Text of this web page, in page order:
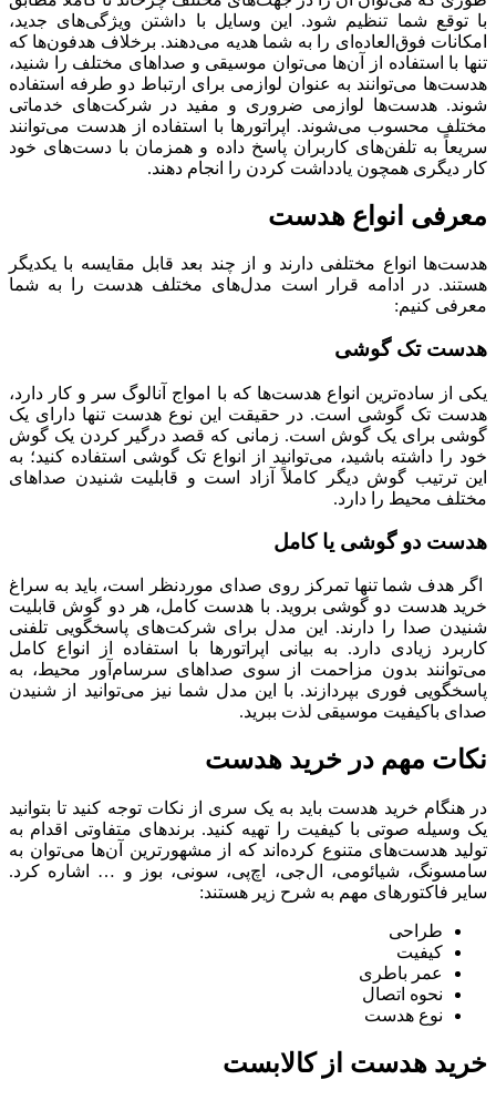
با توقع شما تنظیم شود. این وسایل با داشتن ویژگی‌های جدید،
امکانات فوق‌العاده‌ای را به شما هدیه می‌دهند. برخلاف هدفون‌ها که
تنها با استفاده از آن‌ها می‌توان موسیقی و صداهای مختلف را شنید،
هدست‌ها می‌توانند به عنوان لوازمی برای ارتباط دو طرفه استفاده
شوند. هدست‌ها لوازمی ضروری و مفید در شرکت‌های خدماتی
مختلف محسوب می‌شوند. اپراتورها با استفاده از هدست می‌توانند
سریعاً به تلفن‌های کاربران پاسخ داده و همزمان با دست‌های خود
کار دیگری همچون یادداشت کردن را انجام دهند.
معرفی انواع هدست
هدست‌ها انواع مختلفی دارند و از چند بعد قابل مقایسه با یکدیگر
هستند. در ادامه قرار است مدل‌های مختلف هدست را به شما
معرفی کنیم:
هدست تک گوشی
یکی از ساده‌ترین انواع هدست‌ها که با امواج آنالوگ سر و کار دارد،
هدست تک گوشی است. در حقیقت این نوع هدست تنها دارای یک
گوشی برای یک گوش است. زمانی که قصد درگیر کردن یک گوش
خود را داشته باشید، می‌توانید از انواع تک گوشی استفاده کنید؛ به
این ترتیب گوش دیگر کاملاً آزاد است و قابلیت شنیدن صداهای
مختلف محیط را دارد.
هدست دو گوشی یا کامل
اگر هدف شما تنها تمرکز روی صدای موردنظر است، باید به سراغ
خرید هدست دو گوشی بروید. با هدست کامل، هر دو گوش قابلیت
شنیدن صدا را دارند. این مدل برای شرکت‌های پاسخگویی تلفنی
کاربرد زیادی دارد. به بیانی اپراتورها با استفاده از انواع کامل
می‌توانند بدون مزاحمت از سوی صداهای سرسام‌‌آور محیط، به
پاسخگویی فوری بپردازند. با این مدل شما نیز می‌توانید از شنیدن
صدای باکیفیت موسیقی لذت ببرید.
نکات مهم در خرید هدست
در هنگام خرید هدست باید به یک سری از نکات توجه کنید تا بتوانید
یک وسیله صوتی با کیفیت را تهیه کنید. برندهای متفاوتی اقدام به
تولید هدست‌های متنوع کرده‌اند که از مشهورترین آن‌ها می‌توان به
سامسونگ، شیائومی، ال‌جی، اچ‌پی، سونی، بوز و … اشاره کرد.
سایر فاکتورهای مهم به شرح زیر هستند:
طراحی
کیفیت
عمر باطری
نحوه اتصال
نوع هدست
خرید هدست از کالابست